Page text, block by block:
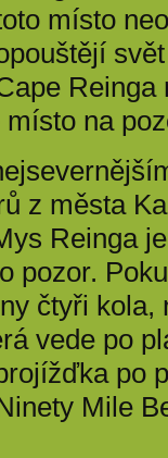
místo
Reinga
na
z města
Reinga
pozor.
čtyři
vede po
po
Mile